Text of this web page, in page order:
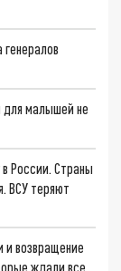
для малышей не
России. Страны
ВСУ теряют
и возвращение
ждали все